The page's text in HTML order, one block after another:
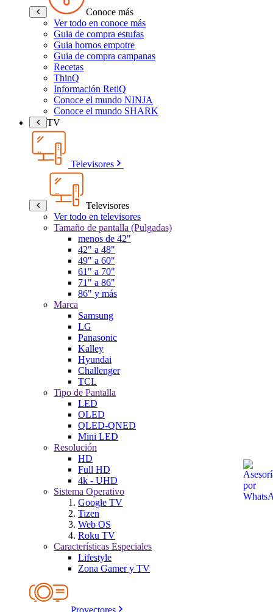
Conoce más
Ver todo en conoce más
Guia de compra estufas
Guia hornos empotre
Guia de compra campanas
Recetas
ThinQ
Información RetiQ
Conoce el mundo NINJA
Conoce el mundo SHARK
TV
Televisores
Televisores
Ver todo en televisores
Tamaño de pantalla (Pulgadas)
menos de 42"
42" a 48"
49" a 60"
61" a 70"
71" a 86"
86" y más
Marca
Samsung
LG
Panasonic
Kalley
Hyundai
Challenger
TCL
Tipo de Pantalla
LED
OLED
QLED-QNED
Mini LED
Resolución
HD
Full HD
4k - UHD
Sistema Operativo
Google TV
Tizen
Web OS
Roku TV
Características Especiales
Lifestyle
Zona Gamer y TV
Proyectores